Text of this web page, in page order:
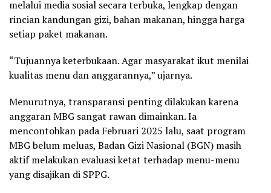
melalui media sosial secara terbuka, lengkap dengan
rincian kandungan gizi, bahan makanan, hingga harga
setiap paket makanan.
“Tujuannya keterbukaan. Agar masyarakat ikut menilai
kualitas menu dan anggarannya,” ujarnya.
Menurutnya, transparansi penting dilakukan karena
anggaran MBG sangat rawan dimainkan. Ia
mencontohkan pada Februari 2025 lalu, saat program
MBG belum meluas, Badan Gizi Nasional (BGN) masih
aktif melakukan evaluasi ketat terhadap menu-menu
yang disajikan di SPPG.